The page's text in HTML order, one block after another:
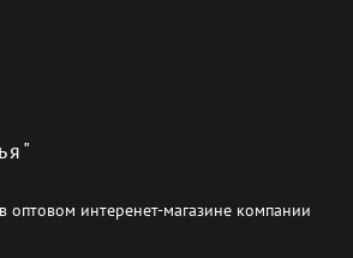
оптовом интеренет-магазине компании